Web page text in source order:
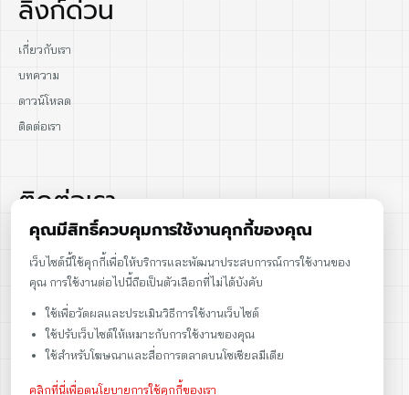
ลิงก์ด่วน
เกี่ยวกับเรา
บทความ
ดาวน์โหลด
ติดต่อเรา
ติดต่อเรา
086-086-2000
sales@cst.co.th
คุณมีสิทธิ์ควบคุมการใช้งานคุกกี้ของคุณ
เว็บไซต์นี้ใช้คุกกี้เพื่อให้บริการและพัฒนาประสบการณ์การใช้งานของ
คุณ การใช้งานต่อไปนี้ถือเป็นตัวเลือกที่ไม่ได้บังคับ
ใช้เพื่อวัดผลและประเมินวิธีการใช้งานเว็บไซต์
ใช้ปรับเว็บไซต์ให้เหมาะกับการใช้งานของคุณ
ใช้สำหรับโฆษณาและสื่อการตลาดบนโซเชียลมีเดีย
คลิกที่นี่เพื่อดูนโยบายการใช้คุกกี้ของเรา